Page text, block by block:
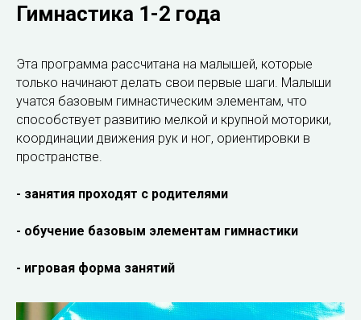
Гимнастика 1-2 года
Эта программа рассчитана на малышей, которые
только начинают делать свои первые шаги. Малыши
учатся базовым гимнастическим элементам, что
способствует развитию мелкой и крупной моторики,
координации движения рук и ног, ориентировки в
пространстве.
- занятия проходят с родителями
- обучение базовым элементам гимнастики
- игровая форма занятий